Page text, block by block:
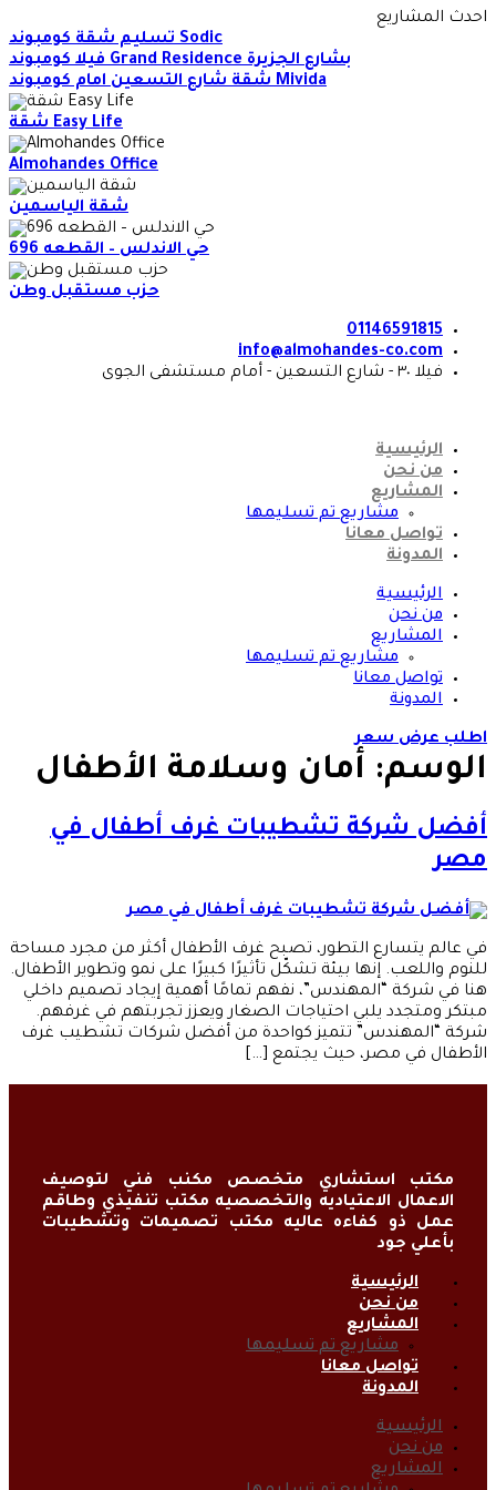
Skip
احدث المشاريع
تسليم شقة كومبوند Sodic
فيلا كومبوند Grand Residence بشارع الجزيرة
شقة شارع التسعين امام كومبوند Mivida
شقة Easy Life
Almohandes Office
شقة الياسمين
حي الاندلس – القطعه 696
حزب مستقبل وطن
01146591815
info@almohandes-co.com
فيلا ٣٠ - شارع التسعين - أمام مستشفى الجوى
الرئيسية
من نحن
المشاريع
مشاريع تم تسليمها
تواصل معانا
المدونة
الرئيسية
من نحن
المشاريع
مشاريع تم تسليمها
تواصل معانا
المدونة
اطلب عرض سعر
الوسم: أمان وسلامة الأطفال
أفضل شركة تشطيبات غرف أطفال في
مصر
في عالم يتسارع التطور، تصبح غرف الأطفال أكثر من مجرد مساحة
للنوم واللعب. إنها بيئة تشكّل تأثيرًا كبيرًا على نمو وتطوير الأطفال.
هنا في شركة “المهندس”، نفهم تمامًا أهمية إيجاد تصميم داخلي
مبتكر ومتجدد يلبي احتياجات الصغار ويعزز تجربتهم في غرفهم.
شركة “المهندس” تتميز كواحدة من أفضل شركات تشطيب غرف
الأطفال في مصر، حيث يجتمع […]
مكتب استشاري متخصص مكنب فني لتوصيف
الاعمال الاعتياديه والتخصصيه مكتب تنفيذي وطاقم
عمل ذو كفاءه عاليه مكتب تصميمات وتشطيبات
بأعلي جود
الرئيسية
من نحن
المشاريع
مشاريع تم تسليمها
تواصل معانا
المدونة
الرئيسية
من نحن
المشاريع